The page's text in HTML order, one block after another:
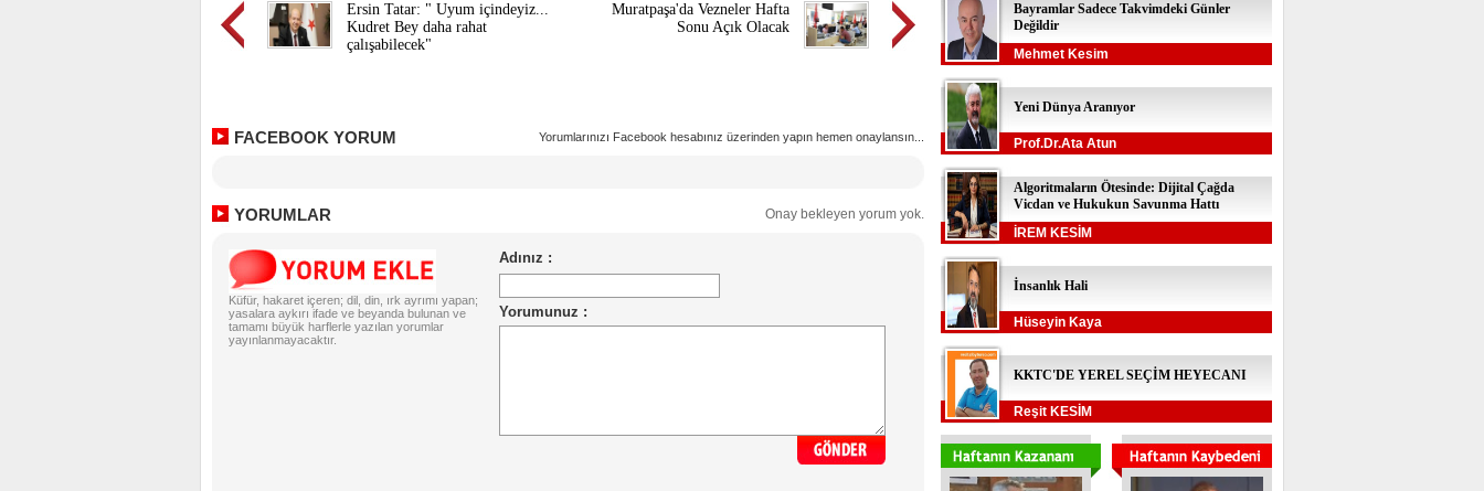
Ersin Tatar: " Uyum içindeyiz...
Kudret Bey daha rahat
çalışabilecek"
Muratpaşa'da Vezneler Hafta
Sonu Açık Olacak
FACEBOOK YORUM Yorumlarınızı Facebook hesabınız üzerinden yapın hemen onaylansın...
YORUMLAR Onay bekleyen yorum yok.
Küfür, hakaret içeren; dil, din, ırk ayrımı yapan;
yasalara aykırı ifade ve beyanda bulunan ve
tamamı büyük harflerle yazılan yorumlar
yayınlanmayacaktır.
Bayramlar Sadece Takvimdeki Günler
Değildir
Mehmet Kesim
Yeni Dünya Aranıyor
Prof.Dr.Ata Atun
Algoritmaların Ötesinde: Dijital Çağda
Vicdan ve Hukukun Savunma Hattı
İREM KESİM
İnsanlık Hali
Hüseyin Kaya
KKTC'DE YEREL SEÇİM HEYECANI
Reşit KESİM